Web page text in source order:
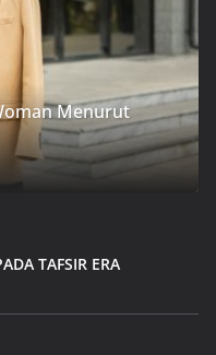
Menurut
TAFSIR ERA